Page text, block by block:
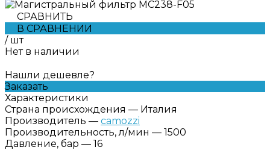
СРАВНИТЬ
В СРАВНЕНИИ
/ шт
Нет в наличии
Нашли дешевле?
Заказать
Характеристики
Страна происхождения — Италия
Производитель — camozzi
Производительность, л/мин — 1500
Давление, бар — 16